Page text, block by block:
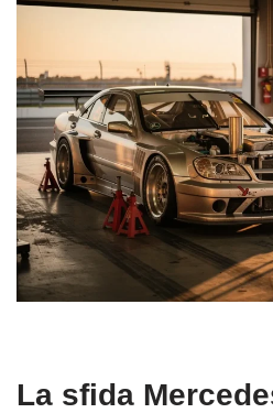
La sfida